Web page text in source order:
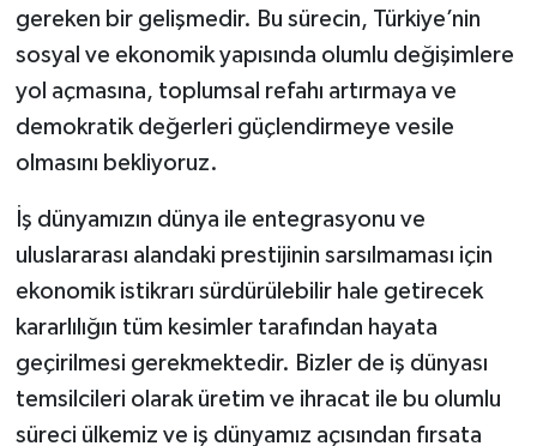
gereken bir gelişmedir. Bu sürecin, Türkiye’nin
sosyal ve ekonomik yapısında olumlu değişimlere
yol açmasına, toplumsal refahı artırmaya ve
demokratik değerleri güçlendirmeye vesile
olmasını bekliyoruz.
İş dünyamızın dünya ile entegrasyonu ve
uluslararası alandaki prestijinin sarsılmaması için
ekonomik istikrarı sürdürülebilir hale getirecek
kararlılığın tüm kesimler tarafından hayata
geçirilmesi gerekmektedir. Bizler de iş dünyası
temsilcileri olarak üretim ve ihracat ile bu olumlu
süreci ülkemiz ve iş dünyamız açısından fırsata